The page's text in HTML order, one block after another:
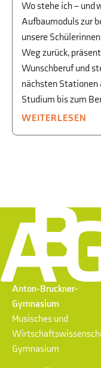
Wo stehe ich – und
Aufbaumoduls zur
unsere
Weg zurück,
Wunschberuf und
nächsten Stationen
Studium bis zum
WEITERLESEN
Anton-Bruckner-
Gymnasium
Musisches und
Gymnasium